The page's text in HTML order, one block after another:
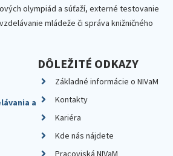
olympiád a súťaží, externé testovanie
mládeže či správa knižničného
a
DÔLEŽITÉ ODKAZY
Základné informácie o NIVaM
Kontakty
Kariéra
Kde nás nájdete
Pracoviská NIVaM